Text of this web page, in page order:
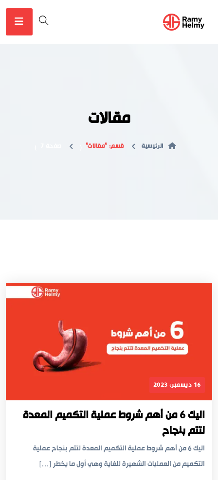
مقالات
الرئيسية قسم: "مقالات"
16 ديسمبر، 2023
اليك 6 من أهم شروط عملية التكميم المعدة
لتتم بنجاح
اليك 6 من أهم شروط عملية التكميم المعدة لتتم بنجاح عملية
التكميم من العمليات الشهيرة للغاية وهي أول ما يخطر […]